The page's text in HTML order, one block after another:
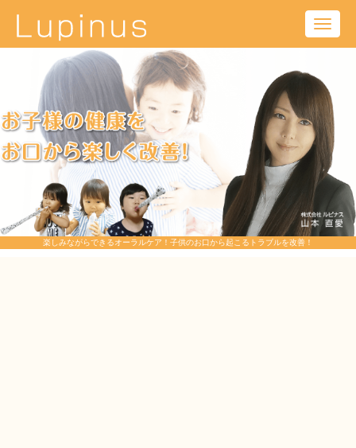
楽しみながらできるオーラルケア！子供のお口から起こるトラブルを改善！